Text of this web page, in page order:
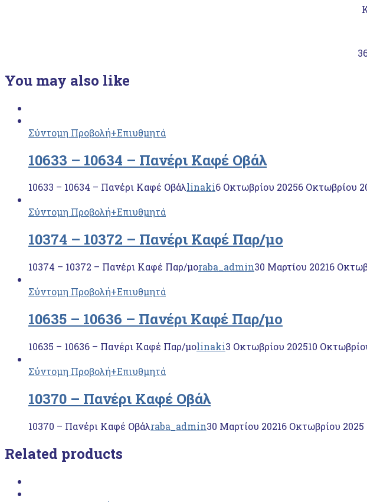
You may also like
Σύντομη Προβολή+Επιυθμητά
10633 – 10634 – Πανέρι Καφέ Οβάλ
10633 – 10634 – Πανέρι Καφέ Οβάλlinaki6 Οκτωβρίου 20256 Οκτωβρίου
Σύντομη Προβολή+Επιυθμητά
10374 – 10372 – Πανέρι Καφέ Παρ/μο
10374 – 10372 – Πανέρι Καφέ Παρ/μοraba_admin30 Μαρτίου 20216
Σύντομη Προβολή+Επιυθμητά
10635 – 10636 – Πανέρι Καφέ Παρ/μο
10635 – 10636 – Πανέρι Καφέ Παρ/μοlinaki3 Οκτωβρίου 202510
Σύντομη Προβολή+Επιυθμητά
10370 – Πανέρι Καφέ Οβάλ
10370 – Πανέρι Καφέ Οβάλraba_admin30 Μαρτίου 20216 Οκτωβρίου 2025
Related products